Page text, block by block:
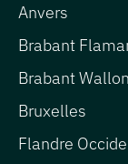
Anvers
Brabant
Brabant Wallon
Bruxelles
Flandre